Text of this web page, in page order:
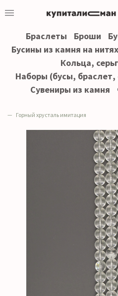
Браслеты Броши
Бусины из камня на нитях
Кольца,
Наборы (бусы, браслет,
Сувениры из камня
Горный хрусталь имитация